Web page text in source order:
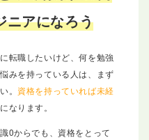
ニアになろう
転職したいけど、何を勉強
みを持っている人は、まず
。 資格を持っていれば未経
になります。
0からでも、資格をとって